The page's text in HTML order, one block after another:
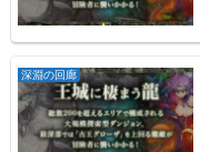
深淵の回廊